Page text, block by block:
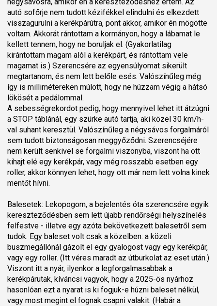
négysávosra, amikor én a kereszteződéshez értem. Az
autó sofőrje nem tudott kézifékkel elindulni és elkezdett
visszagurulni a kerékpárútra, pont akkor, amikor én mögötte
voltam. Akkorát rántottam a kormányon, hogy a lábamat le
kellett tennem, hogy ne boruljak el. (Gyakorlatilag
kirántottam magam alól a kerékpárt, és rántottam vele
magamat is.) Szerencsére az egyensúlyomat sikerült
megtartanom, és nem lett belőle esés. Valószínűleg még
így is millimétereken múlott, hogy ne húzzam végig a hátsó
lökösét a pedálommal.
A sebességrekordot pedig, hogy mennyivel lehet itt átzúgni
a STOP táblánál, egy szürke autó tartja, aki közel 30 km/h-
val suhant keresztül. Valószínűleg a négysávos forgalmáról
sem tudott biztonságosan meggyőződni. Szerencséjére
nem került senkivel se forgalmi viszonyba, viszont ha ott
kihajt elé egy kerékpár, vagy még rosszabb esetben egy
roller, akkor könnyen lehet, hogy ott már nem lett volna kinek
mentőt hívni.
Balesetek: Lekopogom, a bejelentés óta szerencsére egyik
kereszteződésben sem lett újabb rendőrségi helyszínelés
felfestve - illetve egy azóta bekövetkezett balesetről sem
tudok. Egy baleset volt csak a közelben: a közeli
buszmegállónál gázolt el egy gyalogost vagy egy kerékpár,
vagy egy roller. (Itt véres maradt az útburkolat az eset után.)
Viszont itt a nyár, ilyenkor a legforgalmasabbak a
kerékpárutak, kíváncsi vagyok, hogy a 2025-ös nyárhoz
hasonlóan ezt a nyarat is ki fogjuk-e húzni baleset nélkül,
vagy most megint el fognak csapni valakit. (Habár a